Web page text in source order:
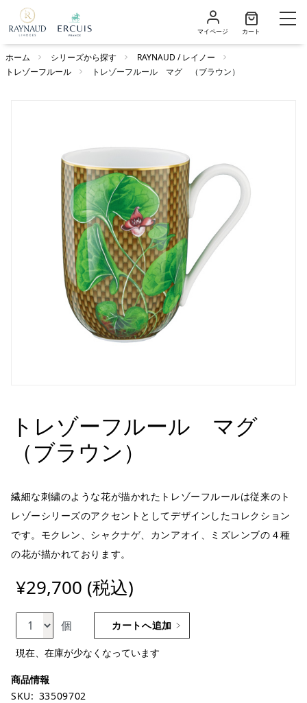
マイページ カート
ホーム シリーズから探す
RAYNAUD / レイノー
トレゾーフルール
トレゾーフルール マグ （ブラウン）
トレゾーフルール マグ
（ブラウン）
繊細な刺繍のような花が描かれたトレゾーフルールは従来のト
レゾーシリーズのアクセントとしてデザインしたコレクション
です。モクレン、シャクナゲ、カンアオイ、ミズレンブの４種
の花が描かれております。
¥29,700 (税込)
個 カートへ追加
現在、在庫が少なくなっています
SKU: 33509702